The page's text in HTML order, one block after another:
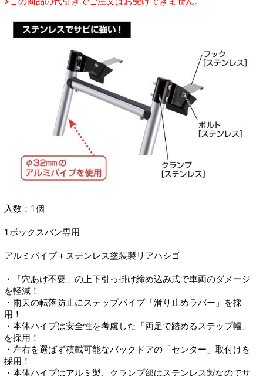
入数：1個
1ボックスバン専用
アルミパイプ＋ステンレス塗装製リアハシゴ
・「穴あけ不要」の上下引っ掛け締め込み式で車両のダメージ
を軽減！
・雨天の転落防止にステップパイプ「滑り止めラバー」を採
用！
・本体パイプは安全性を考慮した「両足で踏めるステップ幅」
を採用！
・左右を選ばず積載可能なバックドアの「センター」取付けを
採用！
・本体パイプはアルミ製、クランプ部はステンレス製なのでサ